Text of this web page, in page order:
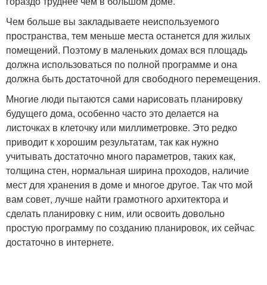
Чем больше вы закладываете неиспользуемого
пространства, тем меньше места останется для жилых
помещений. Поэтому в маленьких домах вся площадь
должна использоваться по полной программе и она
должна быть достаточной для свободного перемещения.
Многие люди пытаются сами нарисовать планировку
будущего дома, особенно часто это делается на
листочках в клеточку или миллиметровке. Это редко
приводит к хорошим результатам, так как нужно
учитывать достаточно много параметров, таких как,
толщина стен, нормальная ширина проходов, наличие
мест для хранения в доме и многое другое. Так что мой
вам совет, лучше найти грамотного архитектора и
сделать планировку с ним, или освоить довольно
простую программу по созданию планировок, их сейчас
достаточно в интернете.